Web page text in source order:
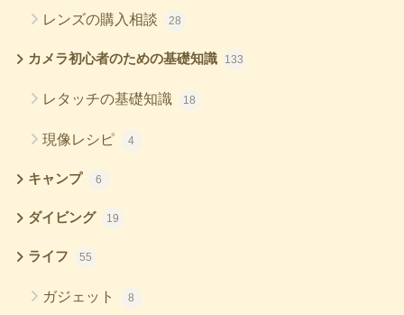
レンズの購入相談 28
カメラ初心者のための基礎知識 133
レタッチの基礎知識 18
現像レシピ 4
キャンプ 6
ダイビング 19
ライフ 55
ガジェット 8